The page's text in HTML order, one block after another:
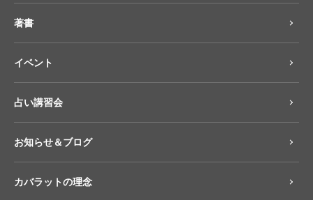
著書
イベント
占い講習会
お知らせ＆ブログ
カバラットの理念